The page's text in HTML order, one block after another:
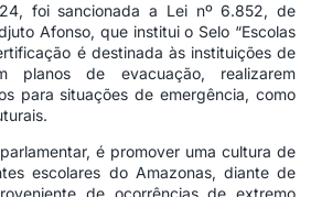
foi sancionada a Lei nº 6.852, de
Afonso, que institui o Selo “Escolas
é destinada às instituições de
planos de evacuação, realizarem
para situações de emergência, como
é promover uma cultura de
escolares do Amazonas, diante de